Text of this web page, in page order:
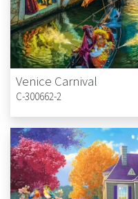
Venice Carnival
C-300662-2